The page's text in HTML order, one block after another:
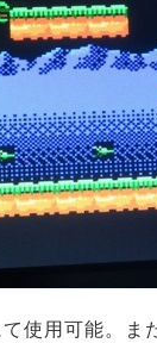
使用可能。ま